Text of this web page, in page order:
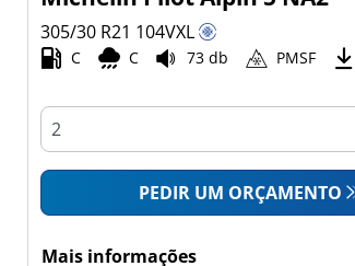
305/30 R21 104VXL
C C 73 db PMSF
PEDIR UM ORÇAMENTO
Mais informações